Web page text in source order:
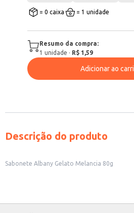
= 0 caixa = 1 unidade
Resumo da compra:
1 unidade · R$ 1,59
Adicionar ao
Descrição do produto
Sabonete Albany Gelato Melancia 80g